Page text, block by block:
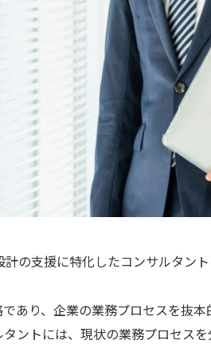
の支援に特化したコンサルタント
あり、企業の業務プロセスを抜
ントには、現状の業務プロセス